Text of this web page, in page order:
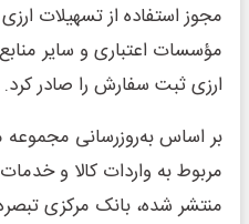
مجوز استفاده از تسهیلات
مؤسسات اعتباری و سایر
ارزی ثبت سفارش را صادر کرد.
بر اساس به‌روزرسانی
منتشر شده، بانک مرکزی